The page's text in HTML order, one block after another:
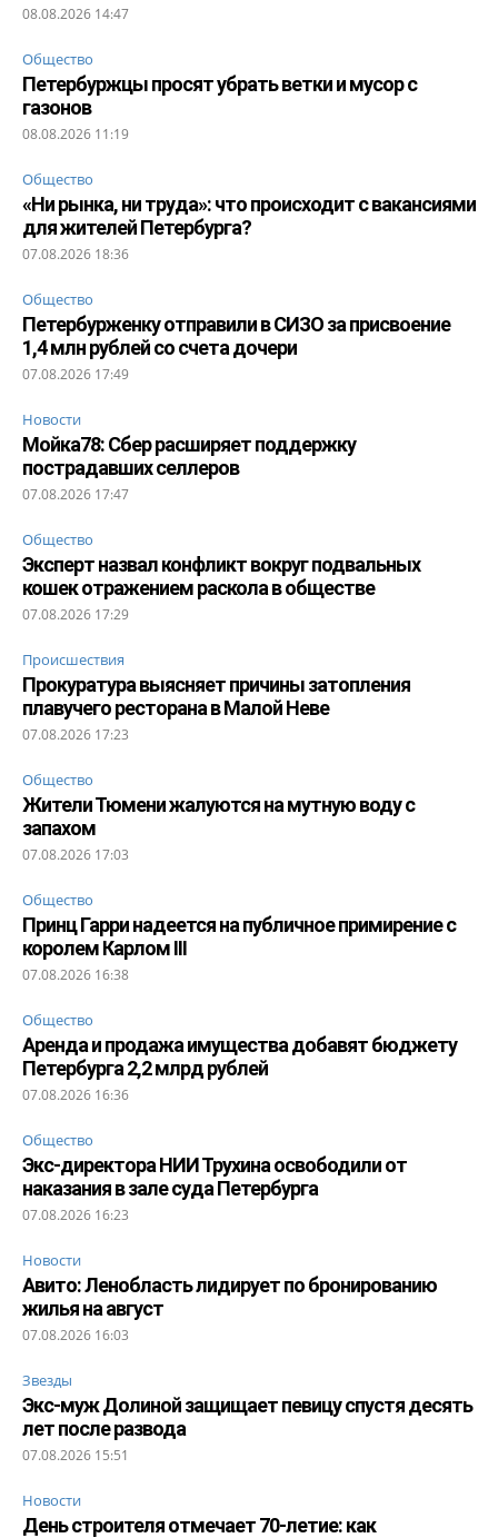
08.08.2026 14:47
Общество
Петербуржцы просят убрать ветки и мусор с
газонов
08.08.2026 11:19
Общество
«Ни рынка, ни труда»: что происходит с вакансиями
для жителей Петербурга?
07.08.2026 18:36
Общество
Петербурженку отправили в СИЗО за присвоение
1,4 млн рублей со счета дочери
07.08.2026 17:49
Новости
Мойка78: Сбер расширяет поддержку
пострадавших селлеров
07.08.2026 17:47
Общество
Эксперт назвал конфликт вокруг подвальных
кошек отражением раскола в обществе
07.08.2026 17:29
Происшествия
Прокуратура выясняет причины затопления
плавучего ресторана в Малой Неве
07.08.2026 17:23
Общество
Жители Тюмени жалуются на мутную воду с
запахом
07.08.2026 17:03
Общество
Принц Гарри надеется на публичное примирение с
королем Карлом III
07.08.2026 16:38
Общество
Аренда и продажа имущества добавят бюджету
Петербурга 2,2 млрд рублей
07.08.2026 16:36
Общество
Экс-директора НИИ Трухина освободили от
наказания в зале суда Петербурга
07.08.2026 16:23
Новости
Авито: Ленобласть лидирует по бронированию
жилья на август
07.08.2026 16:03
Звезды
Экс-муж Долиной защищает певицу спустя десять
лет после развода
07.08.2026 15:51
Новости
День строителя отмечает 70-летие: как